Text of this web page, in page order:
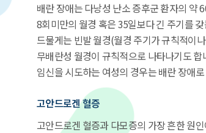
배란 장애는 다낭성 난소 증후군 환자의 약
8회미만의 월경 혹은 35일보다 긴 주기를
드물게는 빈발 월경(월경 주기가 규칙적이
무배란성 월경이 규칙적으로 나타나기도
임신을 시도하는 여성의 경우는 배란 장애
고안드로겐 혈증
고안드로겐 혈증과 다모증의 가장 흔한 원